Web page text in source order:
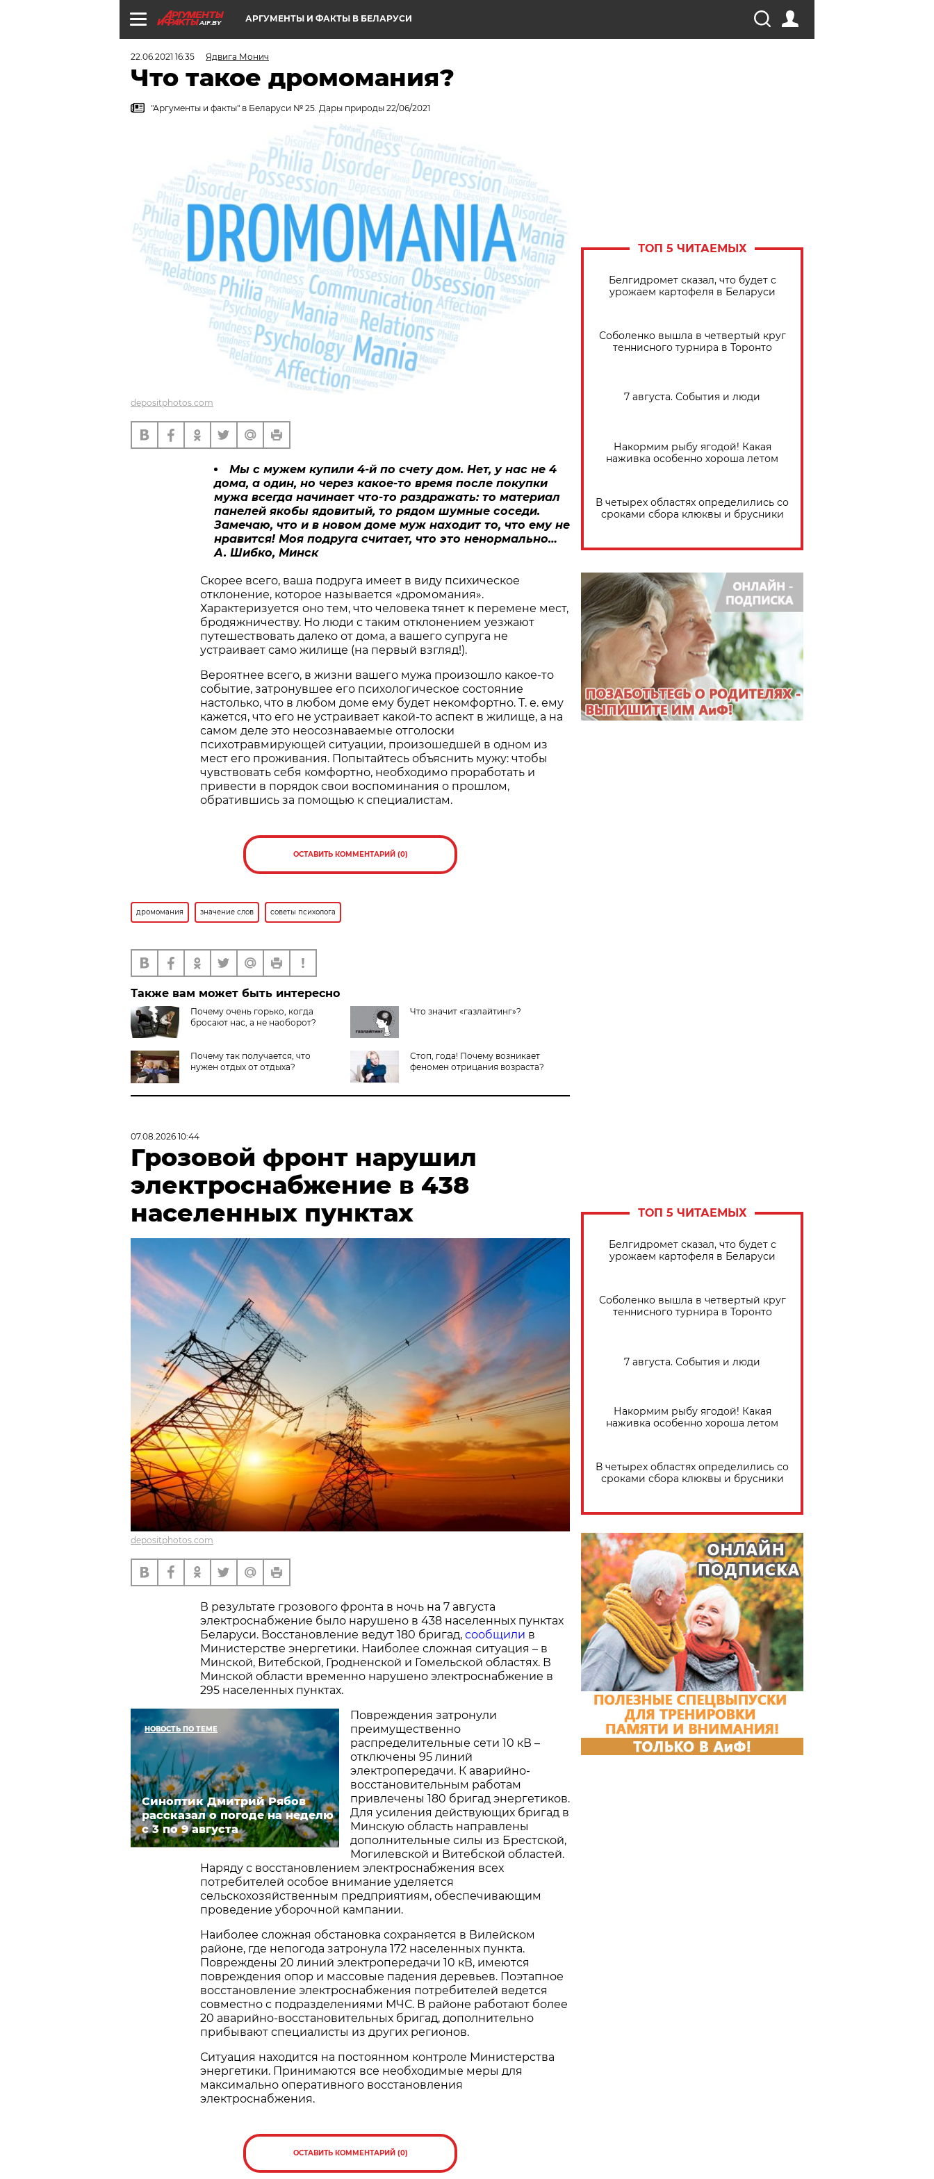
AIF.BY АРГУМЕНТЫ И ФАКТЫ В БЕЛАРУСИ
22.06.2021 16:35 Ядвига Монич
Что такое дромомания?
"Аргументы и факты" в Беларуси № 25. Дары природы 22/06/2021
depositphotos.com
Мы с мужем купили 4-й по счету дом. Нет, у нас не 4
дома, а один, но через какое-то время после покупки
мужа всегда начинает что-то раздражать: то материал
панелей якобы ядовитый, то рядом шумные соседи.
Замечаю, что и в новом доме муж находит то, что ему не
нравится! Моя подруга считает, что это ненормально…
А. Шибко, Минск
Скорее всего, ваша подруга имеет в виду психическое
отклонение, которое называется «дромомания».
Характеризуется оно тем, что человека тянет к перемене мест,
бродяжничеству. Но люди с таким отклонением уезжают
путешествовать далеко от дома, а вашего супруга не
устраивает само жилище (на первый взгляд!).
Вероятнее всего, в жизни вашего мужа произошло какое-то
событие, затронувшее его психологическое состояние
настолько, что в любом доме ему будет некомфортно. Т. е. ему
кажется, что его не устраивает какой-то аспект в жилище, а на
самом деле это неосознаваемые отголоски
психотравмирующей ситуации, произошедшей в одном из
мест его проживания. Попытайтесь объяснить мужу: чтобы
чувствовать себя комфортно, необходимо проработать и
привести в порядок свои воспоминания о прошлом,
обратившись за помощью к специалистам.
ОСТАВИТЬ КОММЕНТАРИЙ (0)
дромомания значение слов советы психолога
Также вам может быть интересно
Почему очень горько, когда
бросают нас, а не наоборот?
Что значит «газлайтинг»?
Почему так получается, что
нужен отдых от отдыха?
Стоп, года! Почему возникает
феномен отрицания возраста?
ТОП 5 ЧИТАЕМЫХ
Белгидромет сказал, что будет с
урожаем картофеля в Беларуси
Соболенко вышла в четвертый круг
теннисного турнира в Торонто
7 августа. События и люди
Накормим рыбу ягодой! Какая
наживка особенно хороша летом
В четырех областях определились со
сроками сбора клюквы и брусники
07.08.2026 10:44
Грозовой фронт нарушил
электроснабжение в 438
населенных пунктах
depositphotos.com
В результате грозового фронта в ночь на 7 августа
электроснабжение было нарушено в 438 населенных пунктах
Беларуси. Восстановление ведут 180 бригад, сообщили в
Министерстве энергетики. Наиболее сложная ситуация – в
Минской, Витебской, Гродненской и Гомельской областях. В
Минской области временно нарушено электроснабжение в
295 населенных пунктах.
НОВОСТЬ ПО ТЕМЕ
Синоптик Дмитрий Рябов
рассказал о погоде на неделю
с 3 по 9 августа
Повреждения затронули
преимущественно
распределительные сети 10 кВ –
отключены 95 линий
электропередачи. К аварийно-
восстановительным работам
привлечены 180 бригад энергетиков.
Для усиления действующих бригад в
Минскую область направлены
дополнительные силы из Брестской,
Могилевской и Витебской областей.
Наряду с восстановлением электроснабжения всех
потребителей особое внимание уделяется
сельскохозяйственным предприятиям, обеспечивающим
проведение уборочной кампании.
Наиболее сложная обстановка сохраняется в Вилейском
районе, где непогода затронула 172 населенных пункта.
Повреждены 20 линий электропередачи 10 кВ, имеются
повреждения опор и массовые падения деревьев. Поэтапное
восстановление электроснабжения потребителей ведется
совместно с подразделениями МЧС. В районе работают более
20 аварийно-восстановительных бригад, дополнительно
прибывают специалисты из других регионов.
Ситуация находится на постоянном контроле Министерства
энергетики. Принимаются все необходимые меры для
максимально оперативного восстановления
электроснабжения.
ОСТАВИТЬ КОММЕНТАРИЙ (0)
ТОП 5 ЧИТАЕМЫХ
Белгидромет сказал, что будет с
урожаем картофеля в Беларуси
Соболенко вышла в четвертый круг
теннисного турнира в Торонто
7 августа. События и люди
Накормим рыбу ягодой! Какая
наживка особенно хороша летом
В четырех областях определились со
сроками сбора клюквы и брусники